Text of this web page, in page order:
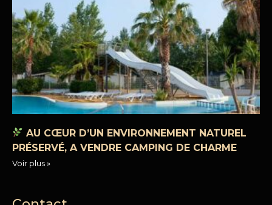
AU CŒUR D’UN ENVIRONNEMENT NATUREL
PRÉSERVÉ, A VENDRE CAMPING DE CHARME
Voir plus »